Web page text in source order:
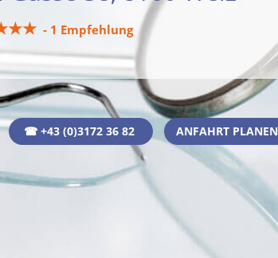
- 1 Empfehlung
☎ +43 (0)3172 36 82 ANFAHRT PLANEN